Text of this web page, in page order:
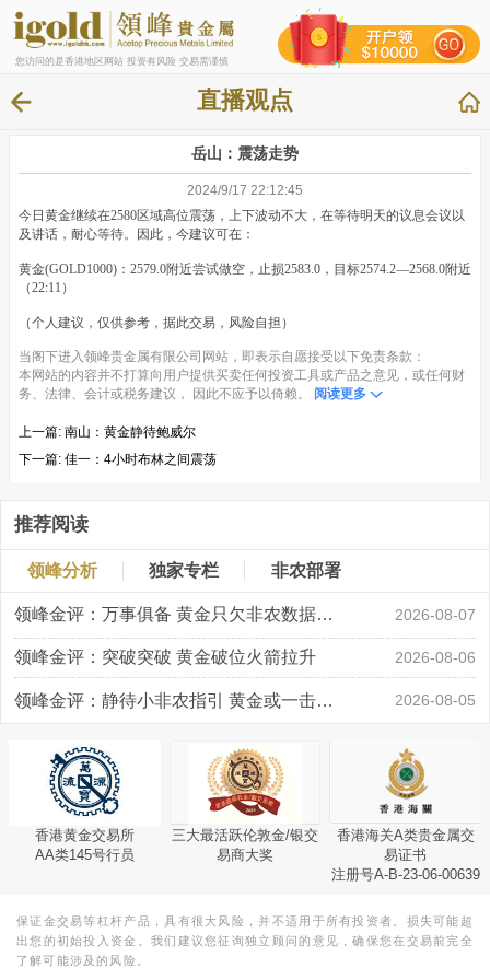
您访问的是香港地区网站 投资有风险 交易需谨慎
直播观点
岳山：震荡走势
2024/9/17 22:12:45
今日黄金继续在2580区域高位震荡，上下波动不大，在等待明天的议息会议以
及讲话，耐心等待。因此，今建议可在：
黄金(GOLD1000)：2579.0附近尝试做空，止损2583.0，目标2574.2—2568.0附近
（22:11）
（个人建议，仅供参考，据此交易，风险自担）
当阁下进入领峰贵金属有限公司网站，即表示自愿接受以下免责条款：
本网站的内容并不打算向用户提供买卖任何投资工具或产品之意见，或任何财
务、法律、会计或税务建议， 因此不应予以倚赖。
阅读更多
上一篇: 南山：黄金静待鲍威尔
下一篇: 佳一：4小时布林之间震荡
推荐阅读
领峰分析 独家专栏 非农部署
领峰金评：万事俱备 黄金只欠非农数据“东风” 2026-08-07
领峰金评：突破突破 黄金破位火箭拉升 2026-08-06
领峰金评：静待小非农指引 黄金或一击破局 2026-08-05
香港黄金交易所
AA类145号行员
三大最活跃伦敦金/银交
易商大奖
香港海关A类贵金属交
易证书
注册号A-B-23-06-00639
保证金交易等杠杆产品，具有很大风险，并不适用于所有投资者。损失可能超
出您的初始投入资金。我们建议您征询独立顾问的意见，确保您在交易前完全
了解可能涉及的风险。